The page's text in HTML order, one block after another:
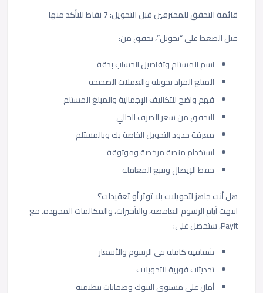
قائمة التحقق للمحترفين قبل التحويل: 7 نقاط للتأكد منها
قبل الضغط على “تحويل”، تحقق من:
اسم المستلم وتفاصيل الحساب بدقة
المبلغ المراد تحويله والعملات الصحيحة
فهم واضح للتكاليف الإجمالية والمبلغ المستلم
التحقق من سعر الصرف الحالي
معرفة حدود التحويل الخاصة بك وبالمستلم
استخدام منصة مرخصة وموثوقة
حفظ الإيصال وتتبع المعاملة
هل أنت جاهز لتحويلات بلا توتر أو تعقيدات؟
انتهت أيام الرسوم الغامضة، والتأخيرات، والمكالمات المجهدة. مع
Payit، ستحصل على:
شفافية كاملة في الرسوم والأسعار
تحديثات فورية للتحويلات
أمان على مستوى البنوك وضمانات تنظيمية